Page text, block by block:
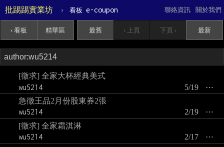
批踢踢實業坊 › 看板 e-coupon 關於我們
聯絡資訊
‹ 看板 精華區 最舊 ‹ 上頁 下頁 › 最新
[徵求] 全家大杯經典美式
wu5214
⋯
5/19
急徵王品2月份股東券2張
wu5214
⋯
2/19
[徵求] 全家霜淇淋
wu5214
⋯
2/17